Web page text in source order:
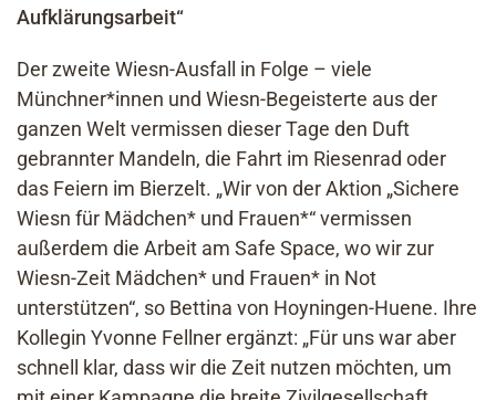
Aufklärungsarbeit“
Der zweite Wiesn-Ausfall in Folge – viele
Münchner*innen und Wiesn-Begeisterte aus der
ganzen Welt vermissen dieser Tage den Duft
gebrannter Mandeln, die Fahrt im Riesenrad oder
das Feiern im Bierzelt. „Wir von der Aktion „Sichere
Wiesn für Mädchen* und Frauen*“ vermissen
außerdem die Arbeit am Safe Space, wo wir zur
Wiesn-Zeit Mädchen* und Frauen* in Not
unterstützen“, so Bettina von Hoyningen-Huene. Ihre
Kollegin Yvonne Fellner ergänzt: „Für uns war aber
schnell klar, dass wir die Zeit nutzen möchten, um